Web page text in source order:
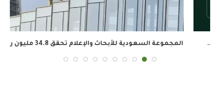
المجموعة السعودية للأبحاث والإعلام تحقق 34.8 مليون ريال...